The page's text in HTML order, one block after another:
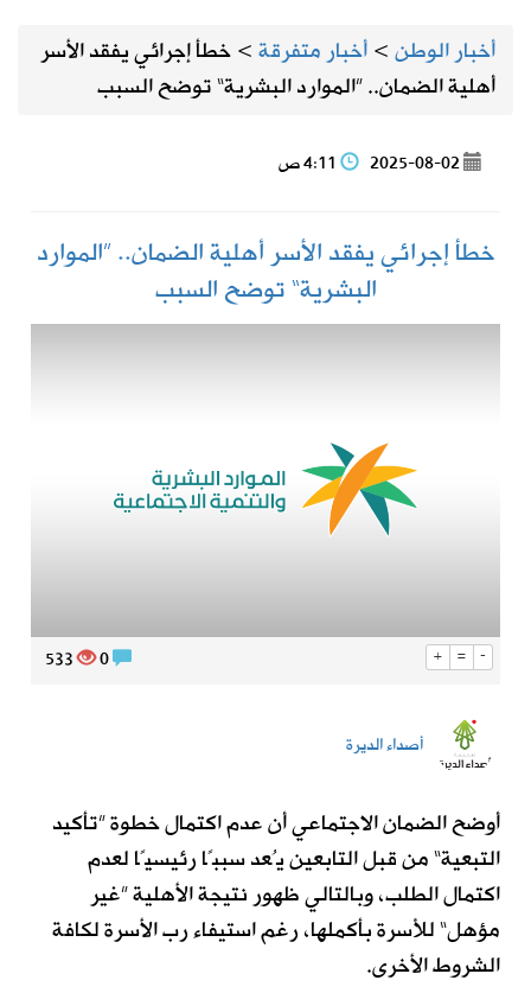
أخبار الوطن>أخبار متفرقة>خطأ إجرائي يفقد الأسر
أهلية الضمان.. ”الموارد البشرية“ توضح السبب
2025-08-02
خطأ إجرائي يفقد الأسر أهلية الضمان.. ”الموارد
البشرية“ توضح السبب
+ = -
533
أصداء الديرة
أوضح الضمان الاجتماعي أن عدم اكتمال خطوة ”تأكيد
التبعية“ من قبل التابعين يُعد سببًا رئيسيًا لعدم
اكتمال الطلب، وبالتالي ظهور نتيجة الأهلية ”غير
مؤهل“ للأسرة بأكملها، رغم استيفاء رب الأسرة لكافة
الشروط الأخرى.